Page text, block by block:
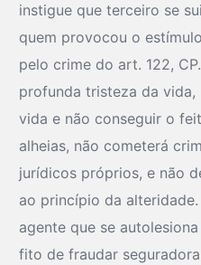
instigue que terceiro se
quem provocou o
pelo crime do art. 122,
profunda tristeza da
vida e não conseguir o
alheias, não cometerá
jurídicos próprios, e não
ao princípio da
agente que se
fito de fraudar